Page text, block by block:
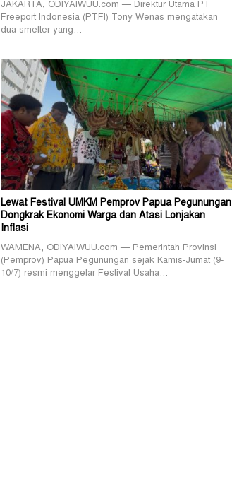
JAKARTA, ODIYAIWUU.com — Direktur Utama PT
Freeport Indonesia (PTFI) Tony Wenas mengatakan
dua smelter yang…
Lewat Festival UMKM Pemprov Papua Pegunungan
Dongkrak Ekonomi Warga dan Atasi Lonjakan
Inflasi
WAMENA, ODIYAIWUU.com — Pemerintah Provinsi
(Pemprov) Papua Pegunungan sejak Kamis-Jumat (9-
10/7) resmi menggelar Festival Usaha…